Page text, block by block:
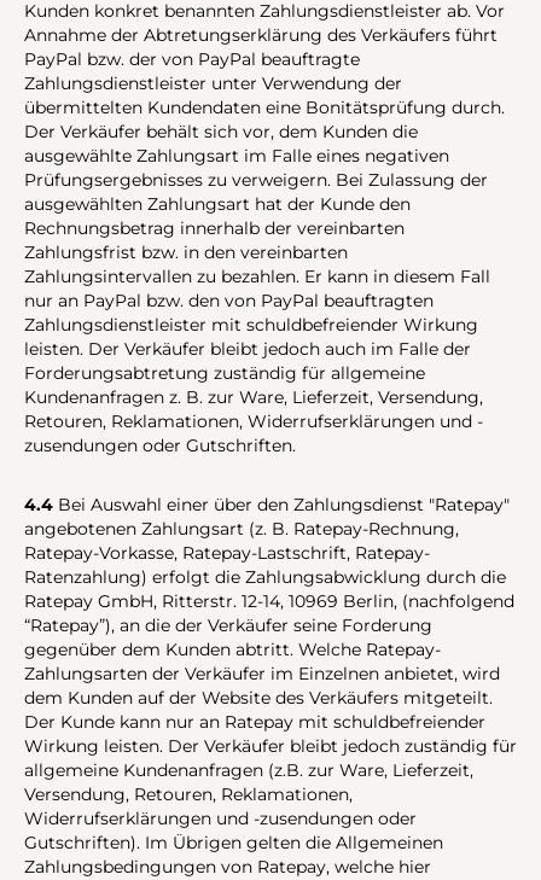
Kunden konkret benannten Zahlungsdienstleister ab. Vor
Annahme der Abtretungserklärung des Verkäufers führt
PayPal bzw. der von PayPal beauftragte
Zahlungsdienstleister unter Verwendung der
übermittelten Kundendaten eine Bonitätsprüfung durch.
Der Verkäufer behält sich vor, dem Kunden die
ausgewählte Zahlungsart im Falle eines negativen
Prüfungsergebnisses zu verweigern. Bei Zulassung der
ausgewählten Zahlungsart hat der Kunde den
Rechnungsbetrag innerhalb der vereinbarten
Zahlungsfrist bzw. in den vereinbarten
Zahlungsintervallen zu bezahlen. Er kann in diesem Fall
nur an PayPal bzw. den von PayPal beauftragten
Zahlungsdienstleister mit schuldbefreiender Wirkung
leisten. Der Verkäufer bleibt jedoch auch im Falle der
Forderungsabtretung zuständig für allgemeine
Kundenanfragen z. B. zur Ware, Lieferzeit, Versendung,
Retouren, Reklamationen, Widerrufserklärungen und -
zusendungen oder Gutschriften.
4.4 Bei Auswahl einer über den Zahlungsdienst "Ratepay"
angebotenen Zahlungsart (z. B. Ratepay-Rechnung,
Ratepay-Vorkasse, Ratepay-Lastschrift, Ratepay-
Ratenzahlung) erfolgt die Zahlungsabwicklung durch die
Ratepay GmbH, Ritterstr. 12-14, 10969 Berlin, (nachfolgend
“Ratepay”), an die der Verkäufer seine Forderung
gegenüber dem Kunden abtritt. Welche Ratepay-
Zahlungsarten der Verkäufer im Einzelnen anbietet, wird
dem Kunden auf der Website des Verkäufers mitgeteilt.
Der Kunde kann nur an Ratepay mit schuldbefreiender
Wirkung leisten. Der Verkäufer bleibt jedoch zuständig für
allgemeine Kundenanfragen (z.B. zur Ware, Lieferzeit,
Versendung, Retouren, Reklamationen,
Widerrufserklärungen und -zusendungen oder
Gutschriften). Im Übrigen gelten die Allgemeinen
Zahlungsbedingungen von Ratepay, welche hier